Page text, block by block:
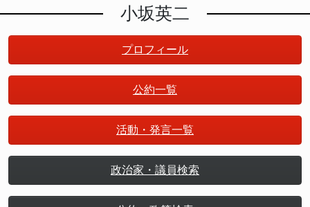
小坂英二
プロフィール
公約一覧
活動・発言一覧
政治家・議員検索